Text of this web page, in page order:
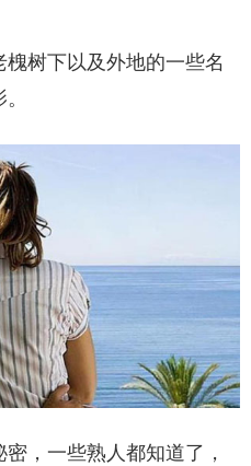
树下以及外地的一些名
，一些熟人都知道了，